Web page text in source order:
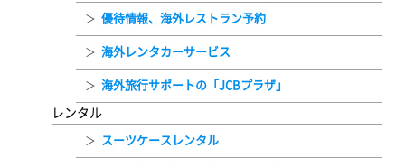
優待情報、海外レストラン予約
海外レンタカーサービス
海外旅行サポートの「JCBプラザ」
レンタル
スーツケースレンタル